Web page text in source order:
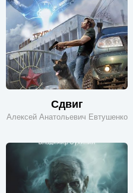
Сдвиг
Алексей Анатольевич Евтушенко